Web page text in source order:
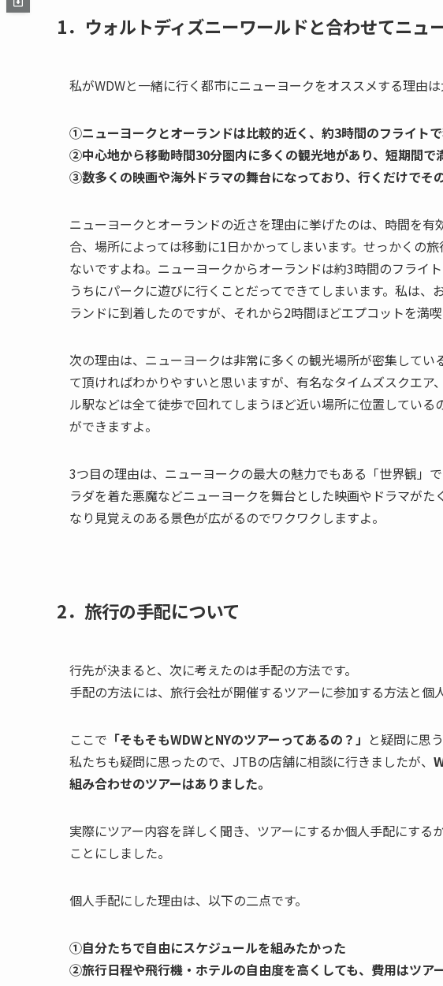
1．ウォルトディズニーワールドと合わせてニュ
私がWDWと一緒に行く都市にニューヨークをオススメする理由は
①ニューヨークとオーランドは比較的近く、 約3時間のフライト
②中心地から移動時間30分圏内に多くの観光地があり、短期間で
③数多くの映画や海外ドラマの舞台になっており、行くだけでそ
ニューヨークとオーランドの近さを理由に挙げたのは、時間を
合、場所によっては移動に1日かかってしまいます。せっかくの
ないですよね。ニューヨークからオーランドは約3時間のフライ
うちにパークに遊びに行くことだってできてしまいます。私は
ランドに到着したのですが、それから2時間ほどエプコットを満
次の理由は、ニューヨークは非常に多くの観光場所が密集して
て頂ければわかりやすいと思いますが、有名なタイムズスクエ
ル駅などは全て徒歩で回れてしまうほど近い場所に位置してい
ができますよ。
3つ目の理由は、ニューヨークの最大の魅力でもある「世界観」
ラダを着た悪魔などニューヨークを舞台とした映画やドラマが
なり見覚えのある景色が広がるのでワクワクしますよ。
2．旅行の手配について
行先が決まると、次に考えたのは手配の方法です。
手配の方法には、旅行会社が開催するツアーに参加する方法と個
ここで 「そもそもWDWとNYのツアーってあるの？」 と疑問に思
私たちも疑問に思ったので、JTBの店舗に相談に行きましたが、
組み合わせのツアーはありました。
実際にツアー内容を詳しく聞き、ツアーにするか個人手配にする
ことにしました。
個人手配にした理由は、以下の二点です。
①自分たちで自由にスケジュールを組みたかった
②旅行日程や飛行機・ホテルの自由度を高くしても、 費用はツア